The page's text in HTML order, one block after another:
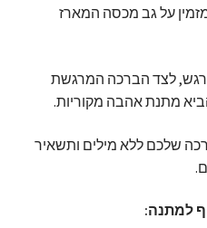
על גב מכסה המארז
מרגש, לצד הברכה המרגשת
מתנת אהבה מקוריות.
שלכם ללא מילים ותשאיר
למתנה: